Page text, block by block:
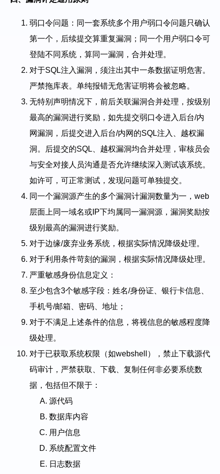
弱口令问题：同一套系统多个用户弱口令问题只确认
第一个，后续提交算重复漏洞；同一个用户弱口令可
登陆不同系统，算同一漏洞，合并处理。
对于SQL注入漏洞，须注出其中一条数据证明危害。
严禁拖库表。单纯报错无危害证明将会被忽略。
无特别声明情况下，前后关联漏洞合并处理，按级别
最高的漏洞进行奖励，如先提交弱口令进入后台/内
网漏洞，后提交进入后台/内网的SQL注入、越权漏
洞。后提交的SQL、越权漏洞均合并处理，审核员会
与安全对接人员沟通是否允许继续深入测试该系统。
如许可，可正常测试，发现问题可单独提交。
同一个漏洞源产生的多个漏洞计漏洞数量为一，web
层面上同一域名或IP下均属同一漏洞源，漏洞奖励按
级别最高的漏洞进行奖励。
对于边缘/废弃业务系统，根据实际情况降级处理。
对于利用条件苛刻的漏洞，根据实际情况降级处理。
严重敏感身份信息定义：
至少包含3个敏感字段：姓名/身份证、银行卡信息、
手机号/邮箱、密码、地址；
对于不满足上述条件的信息，将视信息的敏感程度降
级处理。
对于已获取系统权限（如webshell），禁止下载源代
码审计，严禁获取、下载、复制任何非必要系统数
据，包括但不限于：
源代码
数据库内容
用户信息
系统配置文件
日志数据